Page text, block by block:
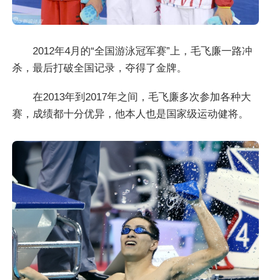
2012年4月的“全国游泳冠军赛”上，毛飞廉一路冲
杀，最后打破全国记录，夺得了金牌。
在2013年到2017年之间，毛飞廉多次参加各种大
赛，成绩都十分优异，他本人也是国家级运动健将。